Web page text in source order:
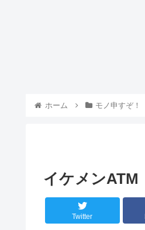
ホーム モノ申すぞ！
イケメンATM
Twitter